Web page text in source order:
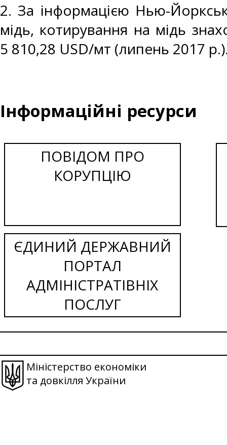
2. За інформацією Нью-
мідь, котирування на мідь
5 810,28 USD/мт (липень 2017
Інформаційні ресурси
ПОВІДОМ ПРО
КОРУПЦІЮ
ЄДИНИЙ ДЕРЖАВНИЙ
ПОРТАЛ
АДМІНІСТРАТІВНІХ
ПОСЛУГ
Міністерство економіки
та довкілля України